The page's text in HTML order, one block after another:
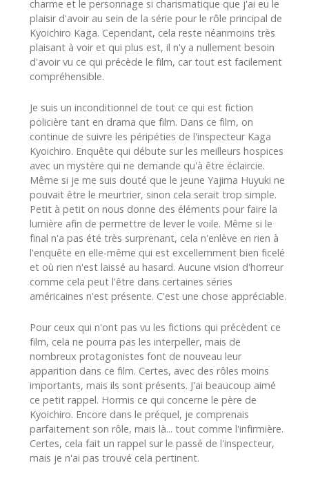
charme et le personnage si charismatique que j'ai eu le
plaisir d'avoir au sein de la série pour le rôle principal de
Kyoichiro Kaga. Cependant, cela reste néanmoins très
plaisant à voir et qui plus est, il n'y a nullement besoin
d'avoir vu ce qui précède le film, car tout est facilement
compréhensible.
Je suis un inconditionnel de tout ce qui est fiction
policière tant en drama que film. Dans ce film, on
continue de suivre les péripéties de l'inspecteur Kaga
Kyoichiro. Enquête qui débute sur les meilleurs hospices
avec un mystère qui ne demande qu'à être éclaircie.
Même si je me suis douté que le jeune Yajima Huyuki ne
pouvait être le meurtrier, sinon cela serait trop simple.
Petit à petit on nous donne des éléments pour faire la
lumière afin de permettre de lever le voile. Même si le
final n'a pas été très surprenant, cela n'enlève en rien à
l'enquête en elle-même qui est excellemment bien ficelé
et où rien n'est laissé au hasard. Aucune vision d'horreur
comme cela peut l'être dans certaines séries
américaines n'est présente. C'est une chose appréciable.
Pour ceux qui n'ont pas vu les fictions qui précèdent ce
film, cela ne pourra pas les interpeller, mais de
nombreux protagonistes font de nouveau leur
apparition dans ce film. Certes, avec des rôles moins
importants, mais ils sont présents. J'ai beaucoup aimé
ce petit rappel. Hormis ce qui concerne le père de
Kyoichiro. Encore dans le préquel, je comprenais
parfaitement son rôle, mais là... tout comme l'infirmière.
Certes, cela fait un rappel sur le passé de l'inspecteur,
mais je n'ai pas trouvé cela pertinent.